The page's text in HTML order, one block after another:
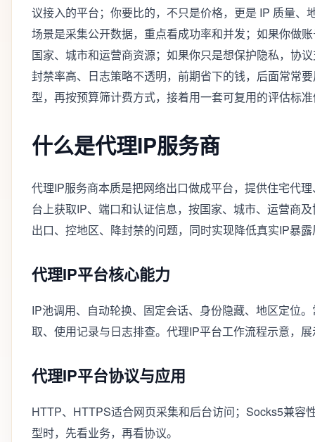
议接入的平台；你要比的，不只是价格，更是 IP 质量
场景是采集公开数据，重点看成功率和并发；如果你做
国家、城市和运营商资源；如果你只是想保护隐私，协
封禁率高、日志策略不透明，前期省下的钱，后面常常
型，再按预算筛计费方式，接着用一套可复用的评估标
什么是代理IP服务商
代理IP服务商本质是把网络出口做成平台，提供住宅代
台上获取IP、端口和认证信息，按国家、城市、运营商
出口、控地区、降封禁的问题，同时实现降低真实IP暴
代理IP平台核心能力
IP池调用、自动轮换、固定会话、身份隐藏、地区定位
取、使用记录与日志排查。代理IP平台工作流程示意，
代理IP平台协议与应用
HTTP、HTTPS适合网页采集和后台访问；Socks5兼容
型时，先看业务，再看协议。